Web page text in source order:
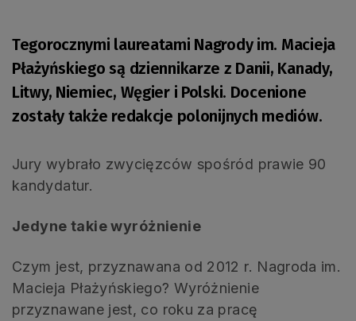
Tegorocznymi laureatami Nagrody im. Macieja
Płażyńskiego są dziennikarze z Danii, Kanady,
Litwy, Niemiec, Węgier i Polski. Docenione
zostały także redakcje polonijnych mediów.
Jury wybrało zwycięzców spośród prawie 90
kandydatur.
Jedyne takie wyróżnienie
Czym jest, przyznawana od 2012 r. Nagroda im.
Macieja Płażyńskiego? Wyróżnienie
przyznawane jest, co roku za pracę